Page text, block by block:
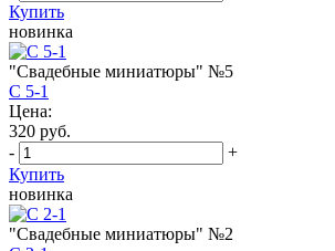
Купить
новинка
"Свадебные миниатюры" №5
С 5-1
Цена:
320 руб.
-
+
Купить
новинка
"Свадебные миниатюры" №2